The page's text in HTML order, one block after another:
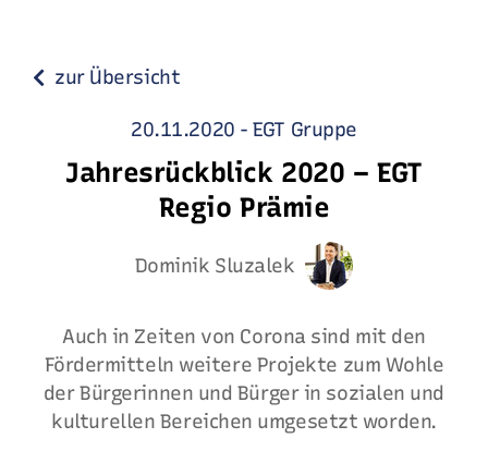
zur Übersicht
20.11.2020 -EGT Gruppe
Jahresrückblick 2020 – EGT
Regio Prämie
Dominik Sluzalek
Auch in Zeiten von Corona sind mit den
Fördermitteln weitere Projekte zum Wohle
der Bürgerinnen und Bürger in sozialen und
kulturellen Bereichen umgesetzt worden.